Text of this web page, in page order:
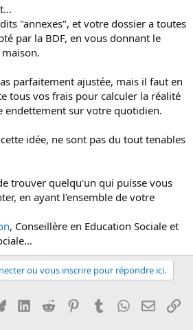
"annexes", et votre dossier a toutes
par la BDF, en vous donnant le
parfaitement ajustée, mais il faut en
tous vos frais pour calculer la réalité
endettement sur votre quotidien.
idée, ne sont pas du tout tenables
trouver quelqu'un qui puisse vous
en ayant l'ensemble de votre
, Conseillère en Education Sociale et
ou vous inscrire pour répondre ici.
BlueskyLinkedInReddit PinterestTumblrWhatsApp
Email